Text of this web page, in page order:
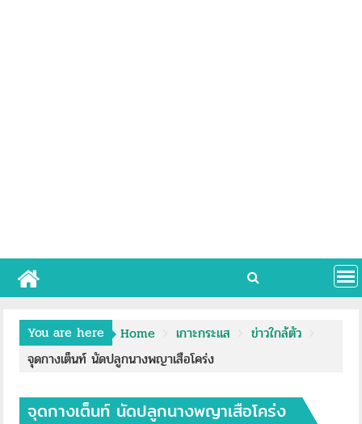
You are here Home เกาะกระแส
ข่าวใกล้ตัว
จุดกางเต็นท์ นัดปลูกนางพญาเสือโคร่ง
จุดกางเต็นท์ นัดปลูกนางพญาเสือโคร่ง